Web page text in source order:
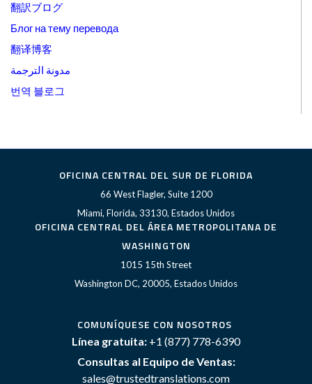
翻訳ブログ
Блог на тему перевода
翻译博客
مدونة الترجمة
번역 블로그
OFICINA CENTRAL DEL SUR DE FLORIDA
66 West Flagler, Suite 1200
Miami, Florida, 33130, Estados Unidos
OFICINA CENTRAL DEL ÁREA METROPOLITANA DE
WASHINGTON
1015 15th Street
Washington DC, 20005, Estados Unidos
COMUNÍQUESE CON NOSOTROS
Línea gratuita: +1 (877) 778-6390
Consultas al Equipo de Ventas:
sales@trustedtranslations.com